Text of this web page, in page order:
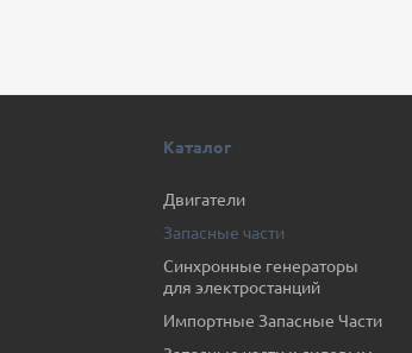
Каталог
Двигатели
Запасные части
Синхронные генераторы
для электростанций
Импортные Запасные Части